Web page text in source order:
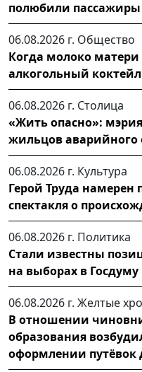
полюбили пассажиры
06.08.2026 г. Общество
Когда молоко матери
алкогольный
06.08.2026 г. Столица
«Жить опасно»:
жильцов
06.08.2026 г. Культура
Герой Труда намерен
спектакля о
06.08.2026 г. Политика
Стали известны
на выборах в Госдуму
06.08.2026 г. Желтые
В отношении
образования
оформлении путёвок